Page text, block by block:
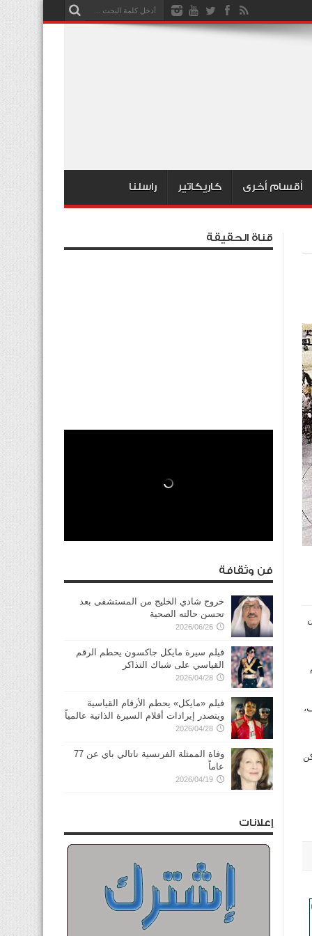
أقسام أخرى كاريكاتير راسلنا
لترا من
قناة الحقيقة
فن وثقافة
خروج شادي الخليج من المستشفى بعد
تحسن حالته الصحية
2026/06/26
فيلم سيرة مايكل جاكسون يحطم الرقم
القياسي على شباك التذاكر
2026/04/28
فيلم «مايكل» يحطم الأرقام القياسية
ويتصدر إيرادات أفلام السيرة الذاتية عالمياً
2026/04/28
وفاة الممثلة الفرنسية ناتالي باي عن 77
عاماً
2026/04/19
إعلانات